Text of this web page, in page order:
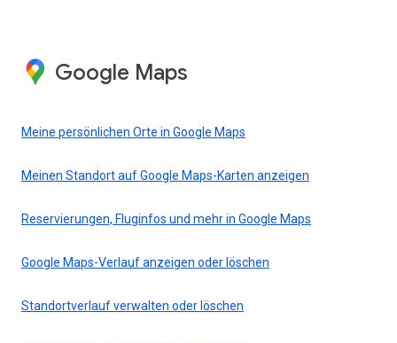
Google Maps
Meine persönlichen Orte in Google Maps
Meinen Standort auf Google Maps-Karten anzeigen
Reservierungen, Fluginfos und mehr in Google Maps
Google Maps-Verlauf anzeigen oder löschen
Standortverlauf verwalten oder löschen